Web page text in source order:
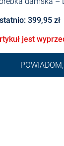
399,95 zł
jest